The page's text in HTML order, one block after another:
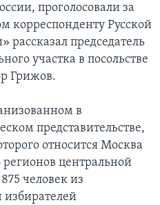
проголосовали за
корреспонденту Русской
председатель
участка в посольстве
Грижов.
в
представительстве,
относится Москва
регионов центральной
человек из
избирателей